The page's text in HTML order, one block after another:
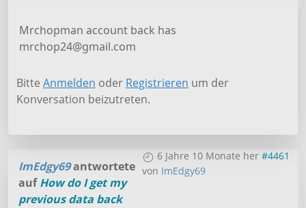
Mrchopman account back has
mrchop24@gmail.com
Bitte Anmelden oder Registrieren um der
Konversation beizutreten.
6 Jahre 10 Monate her #4461
von ImEdgy69
ImEdgy69antwortete
aufHow do I get my
previous data back